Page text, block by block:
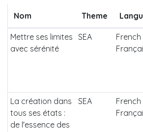
Nom Theme
Mettre ses limites
avec sérénité
SEA
La création dans
tous ses états :
de l'essence des
SEA